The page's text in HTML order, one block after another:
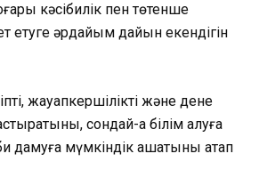
кәсібилік пен төтенше
етуге әрдайым дайын екендігін
жауапкершілікті және дене
сондай-ақ білім алуға
дамуға мүмкіндік ашатыны атап